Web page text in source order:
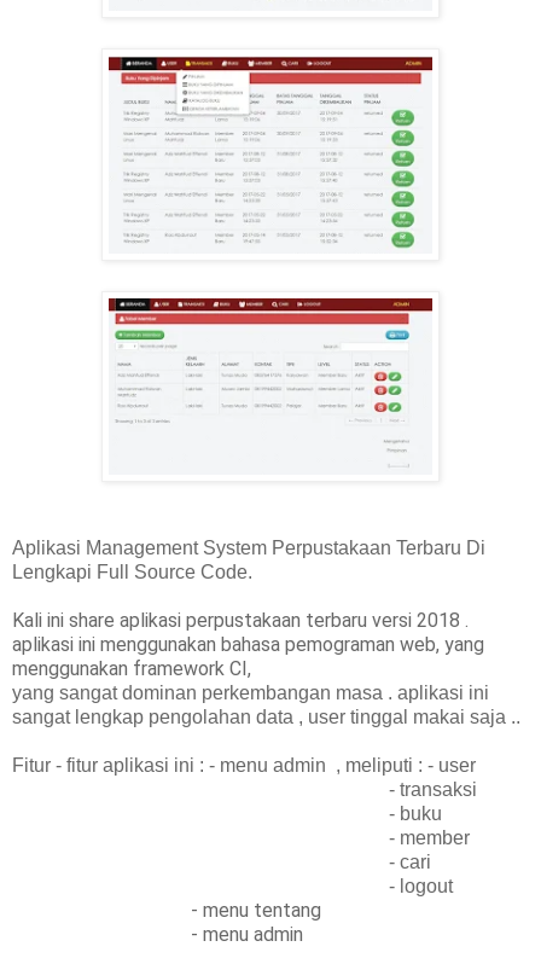
Aplikasi Management System Perpustakaan Terbaru Di
Lengkapi Full Source Code.
Kali ini share aplikasi perpustakaan terbaru versi 2018 .
aplikasi ini menggunakan bahasa pemograman web, yang
menggunakan framework CI,
yang sangat dominan perkembangan masa . aplikasi ini
sangat lengkap pengolahan data , user tinggal makai saja ..
Fitur - fitur aplikasi ini : - menu admin , meliputi : - user
- transaksi
- buku
- member
- cari
- logout
- menu tentang
- menu admin